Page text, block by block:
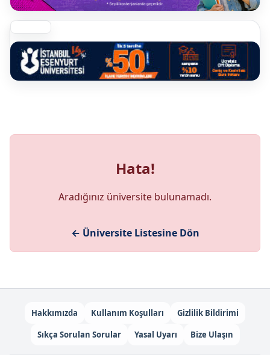
Hata!
Aradığınız üniversite bulunamadı.
← Üniversite Listesine Dön
Hakkımızda Kullanım Koşulları
Gizlilik Bildirimi
Sıkça Sorulan Sorular
Yasal Uyarı Bize Ulaşın